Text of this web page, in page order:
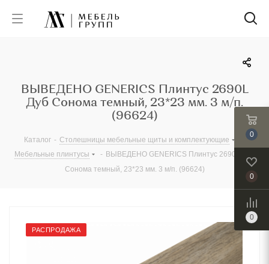
ВЫВЕДЕНО GENERICS Плинтус 2690L
Дуб Сонома темный, 23*23 мм. 3 м/п.
(96624)
Каталог - Столешницы мебельные щиты и комплектующие
Мебельные плинтусы
- ВЫВЕДЕНО GENERICS Плинтус 2690L Дуб
Сонома темный, 23*23 мм. 3 м/п. (96624)
РАСПРОДАЖА
0
0
0